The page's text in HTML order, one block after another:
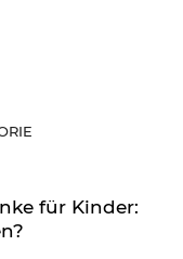
für Kinder: